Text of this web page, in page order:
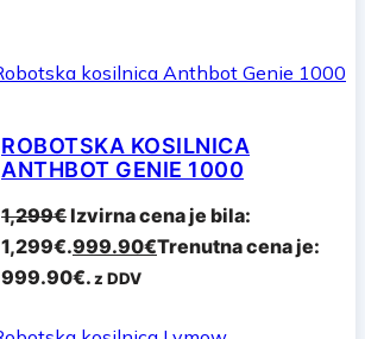
ROBOTSKA KOSILNICA
ANTHBOT GENIE 1000
1,299€Izvirna cena je bila:
1,299€.999.90€Trenutna cena je:
999.90€.z DDV